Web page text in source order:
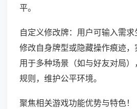
平。
自定义修改牌：用户可输入需求
修改自身牌型或隐藏操作痕迹，
用于多种场景（如与好友对局
规则，维护公平环境。
聚焦相关游戏功能优势与特色！